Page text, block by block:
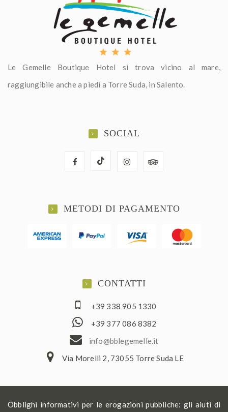
Le Gemelle Boutique Hotel si trova vicino al mare,
raggiungibile anche a piedi a Torre Suda, in Salento.
SOCIAL
METODI DI PAGAMENTO
CONTATTI
+39 338 905 1330
+39 377 086 8382
ti.el
lemeg
elbb@
ofni
Via Morelli 2, 73055 Torre Suda LE
Obblighi informativi per le erogazioni pubbliche: gli aiuti di